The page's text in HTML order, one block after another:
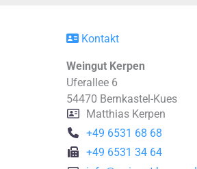
Kontakt
Weingut Kerpen
Uferallee 6
54470 Bernkastel-Kues
Matthias Kerpen
+49 6531 68 68
+49 6531 34 64